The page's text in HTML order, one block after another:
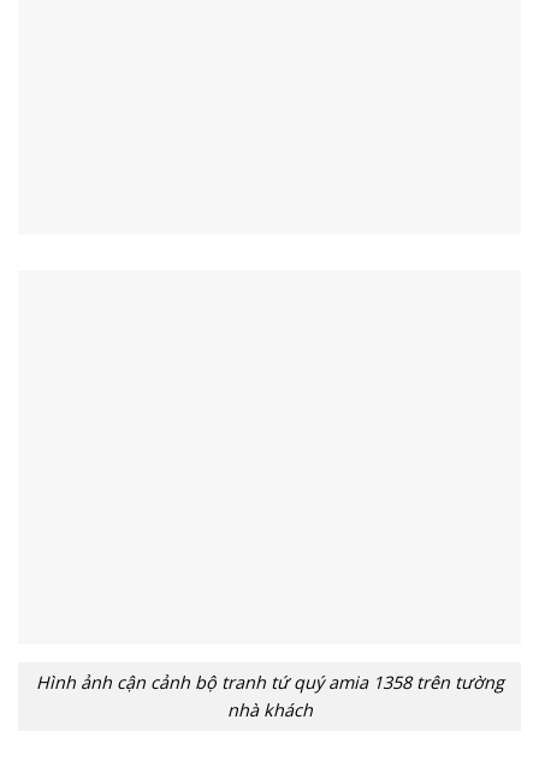
Hình ảnh cận cảnh bộ tranh tứ quý amia 1358 trên tường
nhà khách